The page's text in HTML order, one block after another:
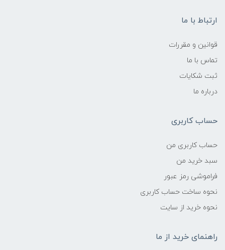
ارتباط با ما
قوانین و مقررات
تماس با ما
ثبت شکایات
درباره ما
حساب کاربری
حساب کاربری من
سبد خرید من
فراموشی رمز عبور
نحوه ساخت حساب کاربری
نحوه خرید از سایت
راهنمای خرید از ما